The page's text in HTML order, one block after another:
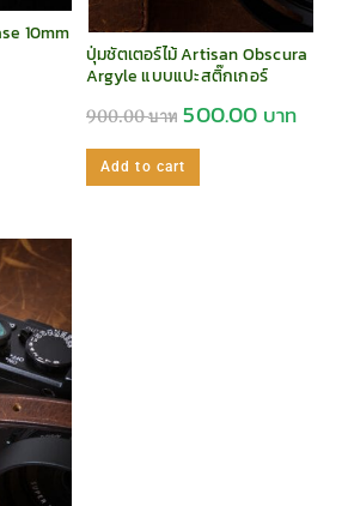
10mm
ปุ่มชัตเตอร์ไม้ Artisan Obscura
Argyle แบบแปะสติ๊กเกอร์
900.00 500.00
Add to cart